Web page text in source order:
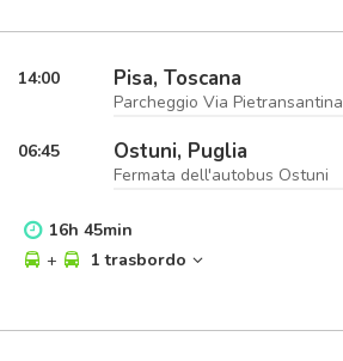
14:00 Pisa, Toscana
Parcheggio Via Pietransantina
06:45 Ostuni, Puglia
Fermata dell'autobus Ostuni
16h 45min
+
1 trasbordo